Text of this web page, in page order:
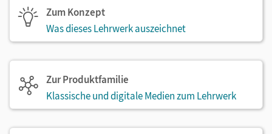
Zum Konzept
Was dieses Lehrwerk auszeichnet
Zur Produktfamilie
Klassische und digitale Medien zum Lehrwerk